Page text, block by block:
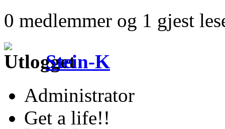
0 medlemmer og 1 gjest
Stein-K
Administrator
Get a life!!